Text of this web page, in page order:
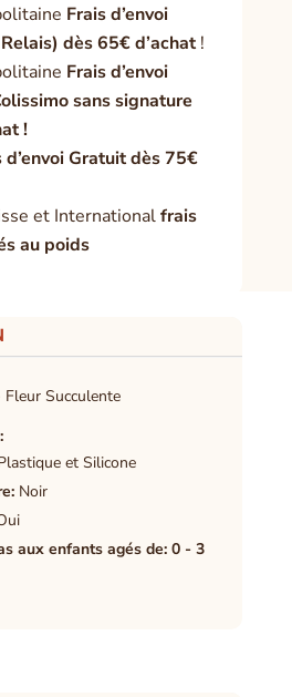
Frais d’envoi
dès 65€ d’achat!
Frais d’envoi
sans signature
!
d’envoi Gratuit dès 75€
et Internationalfrais
au poids
Succulente
et Silicone
Noir
aux enfants agés de: 0 - 3